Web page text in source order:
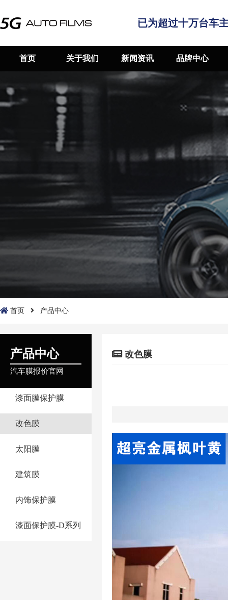
已为超过十万台车
首页 关于我们 新闻资讯 品牌中心
首页 产品中心
产品中心
汽车膜报价官网
漆面膜保护膜
改色膜
太阳膜
建筑膜
内饰保护膜
漆面保护膜-D系列
改色膜